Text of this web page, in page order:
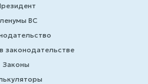
ВС
законодательстве
Законы